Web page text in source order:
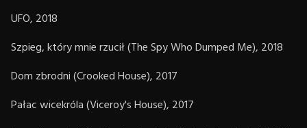
UFO, 2018
Szpieg, który mnie rzucił (The Spy Who Dumped Me), 2018
Dom zbrodni (Crooked House), 2017
Pałac wicekróla (Viceroy's House), 2017